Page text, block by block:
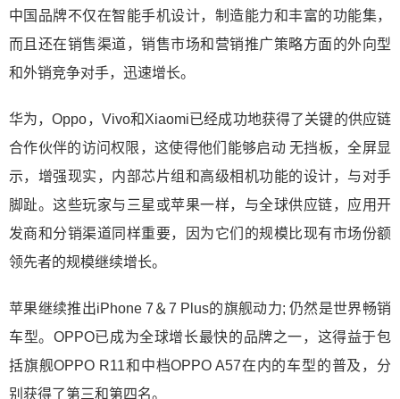
中国品牌不仅在智能手机设计，制造能力和丰富的功能集，
而且还在销售渠道，销售市场和营销推广策略方面的外向型
和外销竞争对手，迅速增长。
华为，Oppo，Vivo和Xiaomi已经成功地获得了关键的供应链
合作伙伴的访问权限，这使得他们能够启动 无挡板，全屏显
示，增强现实，内部芯片组和高级相机功能的设计，与对手
脚趾。这些玩家与三星或苹果一样，与全球供应链，应用开
发商和分销渠道同样重要，因为它们的规模比现有市场份额
领先者的规模继续增长。
苹果继续推出iPhone 7＆7 Plus的旗舰动力; 仍然是世界畅销
车型。OPPO已成为全球增长最快的品牌之一，这得益于包
括旗舰OPPO R11和中档OPPO A57在内的车型的普及，分
别获得了第三和第四名。